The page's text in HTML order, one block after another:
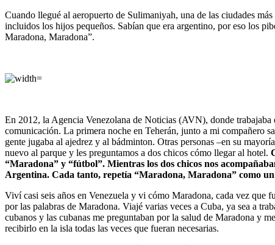
Cuando llegué al aeropuerto de Sulimaniyah, una de las ciudades
incluidos los hijos pequeños. Sabían que era argentino, por eso los
Maradona, Maradona”.
En 2012, la Agencia Venezolana de Noticias (AVN), donde trabajaba
comunicación. La primera noche en Teherán, junto a mi compañero
gente jugaba al ajedrez y al bádminton. Otras personas –en su
nuevo al parque y les preguntamos a dos chicos cómo llegar al hotel.
“Maradona” y “fútbol”. Mientras los dos chicos nos
Argentina. Cada tanto, repetía “Maradona, Maradona” como
Viví casi seis años en Venezuela y vi cómo Maradona, cada vez que
por las palabras de Maradona. Viajé varias veces a Cuba, ya sea a
cubanos y las cubanas me preguntaban por la salud de Maradona y
recibirlo en la isla todas las veces que fueran necesarias.